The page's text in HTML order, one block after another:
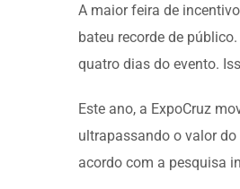
A maior feira de
bateu recorde de
quatro dias do evento.
Este ano, a ExpoCruz
ultrapassando o valor
acordo com a pesquisa